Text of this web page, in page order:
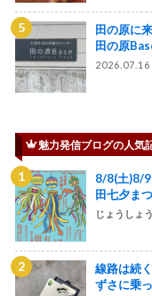
田の原に
田の原
2026.07.16
魅力発信ブログの人気
8/8(土)8/
田七夕ま
じょうしょ
線路は続
ずさに乗